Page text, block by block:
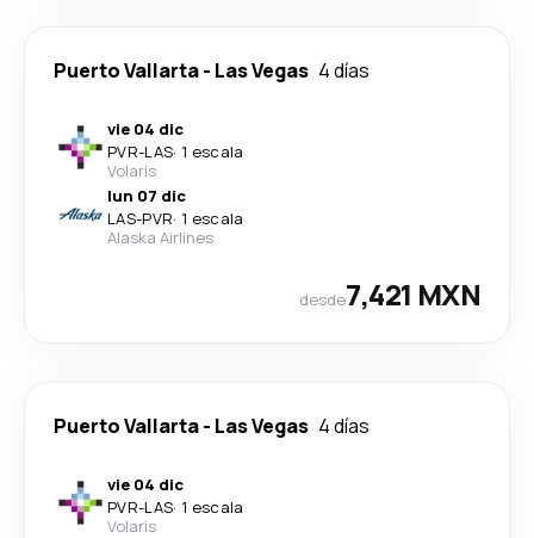
Puerto Vallarta- Las Vegas 4 días
vie 04 dic
PVR-LAS· 1 escala
Volaris
lun 07 dic
LAS-PVR· 1 escala
Alaska Airlines
desde7,421 MXN
Puerto Vallarta- Las Vegas 4 días
vie 04 dic
PVR-LAS· 1 escala
Volaris